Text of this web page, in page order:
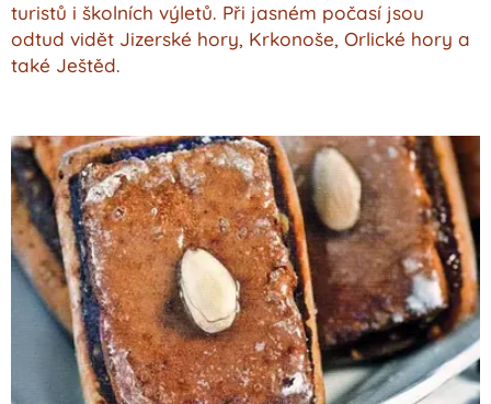
turistů i školních výletů. Při jasném počasí jsou
odtud vidět Jizerské hory, Krkonoše, Orlické hory a
také Ještěd.